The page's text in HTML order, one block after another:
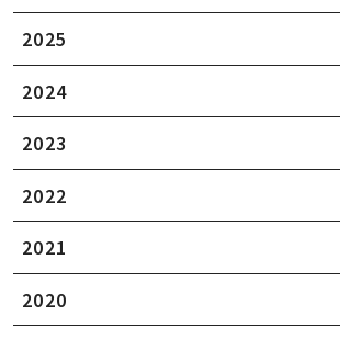
2025
2024
2023
2022
2021
2020